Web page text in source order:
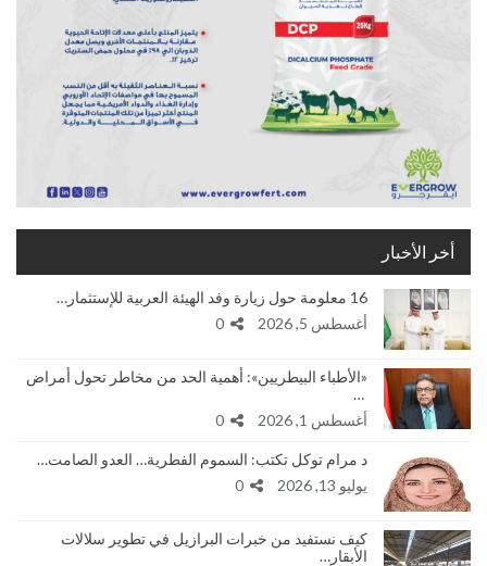
أخر الأخبار
16 معلومة حول زيارة وفد الهيئة العربية للإستثمار…
أغسطس 5, 2026
«الأطباء البيطريين»: أهمية الحد من مخاطر تحول أمراض
…
أغسطس 1, 2026
د مرام توكل تكتب: السموم الفطرية… العدو الصامت…
يوليو 13, 2026
كيف نستفيد من خبرات البرازيل في تطوير سلالات
الأبقار…